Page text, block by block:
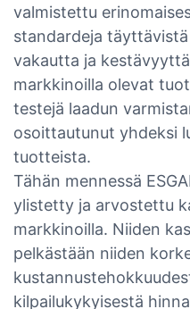
valmistettu
standardeja
vakautta ja
markkinoilla olevat
testejä laadun
osoittautunut yhdeksi
tuotteista.
Tähän mennessä
ylistetty ja arvostettu
markkinoilla. Niiden
pelkästään niiden
kilpailukykyisestä